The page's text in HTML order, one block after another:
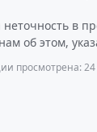
в
об этом,
просмотрена: 24